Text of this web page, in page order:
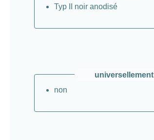
Typ II noir anodisé
universellement
non